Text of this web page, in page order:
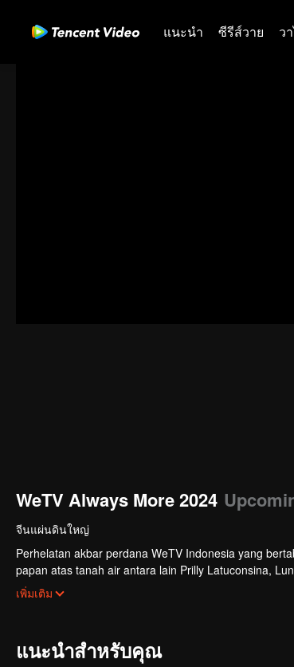
แนะนำ ซีรีส์วาย ว
WeTV Always More 2024
จีนแผ่นดินใหญ่
Perhelatan akbar perdana WeTV Indonesia yang
papan atas tanah air antara lain Prilly Latuconsina,
Veken dan banyak lagi. Plus penampilan spesial dari
เพิ่มเติม
แนะนำสำหรับคุณ